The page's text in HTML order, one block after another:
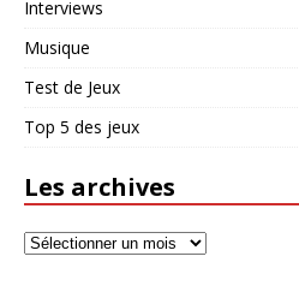
Interviews
Musique
Test de Jeux
Top 5 des jeux
Les archives